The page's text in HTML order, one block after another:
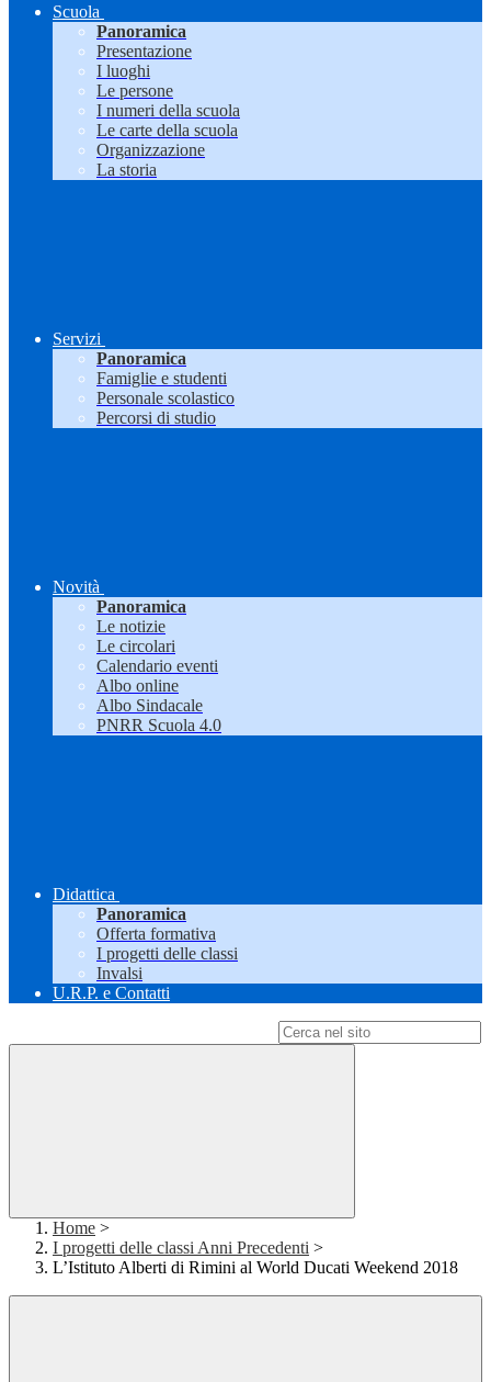
Scuola
Panoramica
Presentazione
I luoghi
Le persone
I numeri della scuola
Le carte della scuola
Organizzazione
La storia
Servizi
Panoramica
Famiglie e studenti
Personale scolastico
Percorsi di studio
Novità
Panoramica
Le notizie
Le circolari
Calendario eventi
Albo online
Albo Sindacale
PNRR Scuola 4.0
Didattica
Panoramica
Offerta formativa
I progetti delle classi
Invalsi
U.R.P. e Contatti
Home >
I progetti delle classi Anni Precedenti >
L’Istituto Alberti di Rimini al World Ducati Weekend 2018